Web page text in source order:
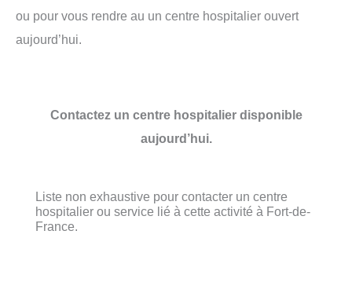
ou pour vous rendre au un centre hospitalier ouvert
aujourd’hui.
Contactez un centre hospitalier disponible
aujourd’hui.
Liste non exhaustive pour contacter un centre
hospitalier ou service lié à cette activité à Fort-de-
France.